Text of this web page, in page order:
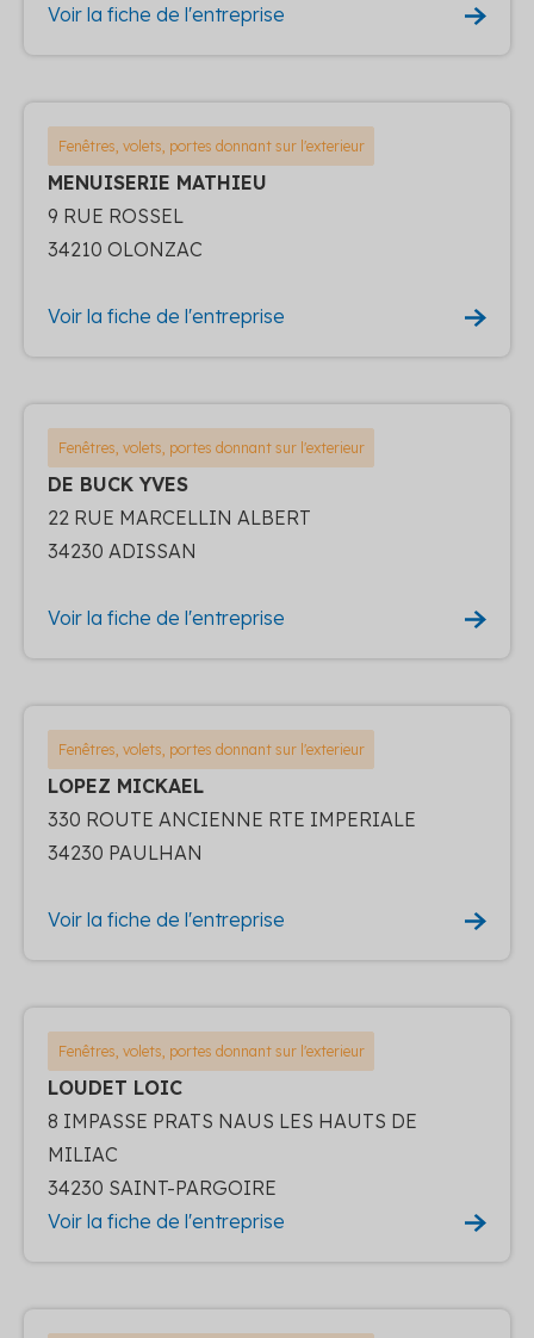
Voir la fiche de l'entreprise
Fenêtres, volets, portes donnant sur l'exterieur
MENUISERIE MATHIEU
9 RUE ROSSEL
34210 OLONZAC
Voir la fiche de l'entreprise
Fenêtres, volets, portes donnant sur l'exterieur
DE BUCK YVES
22 RUE MARCELLIN ALBERT
34230 ADISSAN
Voir la fiche de l'entreprise
Fenêtres, volets, portes donnant sur l'exterieur
LOPEZ MICKAEL
330 ROUTE ANCIENNE RTE IMPERIALE
34230 PAULHAN
Voir la fiche de l'entreprise
Fenêtres, volets, portes donnant sur l'exterieur
LOUDET LOIC
8 IMPASSE PRATS NAUS LES HAUTS DE
MILIAC
34230 SAINT-PARGOIRE
Voir la fiche de l'entreprise